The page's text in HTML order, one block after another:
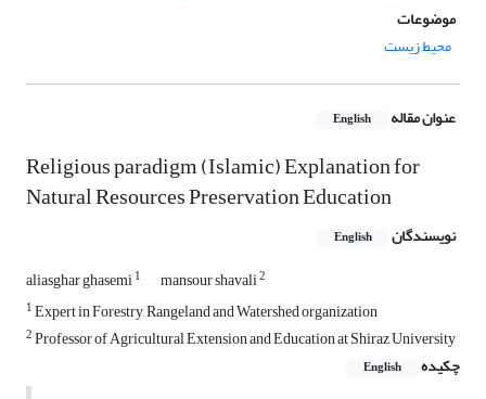
موضوعات
محیط زیست
عنوان مقاله English
Religious paradigm (Islamic) Explanation for
Natural Resources Preservation Education
نویسندگان English
aliasghar ghasemi1 mansour shavali2
1Expert in Forestry, Rangeland and Watershed organization
2Professor of Agricultural Extension and Education at Shiraz University
چکیده
English